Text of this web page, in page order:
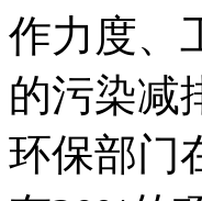
作力度、
的污染减
环保部门